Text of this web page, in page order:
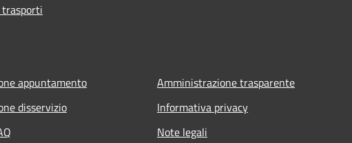
appuntamento
disservizio
Amministrazione trasparente
Informativa privacy
Note legali